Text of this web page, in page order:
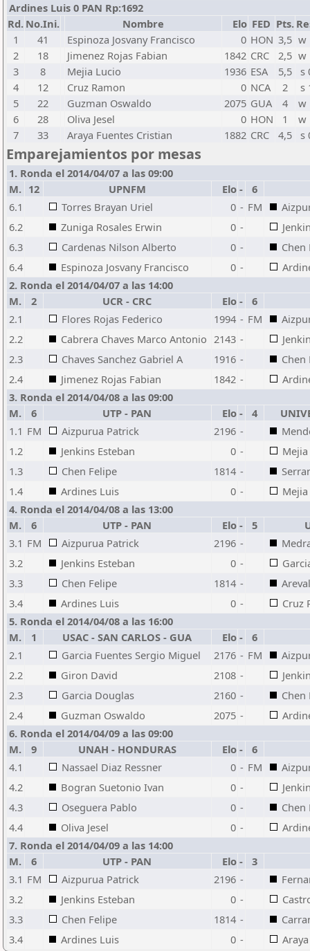
Ardines Luis 0 PAN Rp:1692
Rd. No.Ini. Nombre Elo FED Pts.
1
41 Espinoza Josvany Francisco 0 HON 3,5 w
2
18 Jimenez Rojas Fabian 1842 CRC 2,5 w
3
8 Mejia Lucio 1936 ESA 5,5
s
4
12 Cruz Ramon 0 NCA 2
s
5
22 Guzman Oswaldo 2075 GUA 4
w
6
28 Oliva Jesel 0 HON 1
w
7
33 Araya Fuentes Cristian 1882 CRC 4,5 s
Emparejamientos por mesas
1. Ronda el 2014/04/07 a las 09:00
M. 12 UPNFM Elo -
6
6.1
Torres Brayan Uriel 0 - FM
6.2
Zuniga Rosales Erwin 0 -
6.3
Cardenas Nilson Alberto 0 -
Chen
6.4
Espinoza Josvany Francisco 0 -
2. Ronda el 2014/04/07 a las 14:00
M.
2 UCR - CRC Elo -
6
2.1
Flores Rojas Federico 1994 - FM
2.2
Cabrera Chaves Marco Antonio 2143 -
2.3
Chaves Sanchez Gabriel A 1916 -
Chen
2.4
Jimenez Rojas Fabian 1842 -
3. Ronda el 2014/04/08 a las 09:00
M.
6 UTP - PAN Elo - 4
1.1 FM Aizpurua Patrick 2196 -
1.2
Jenkins Esteban 0 -
1.3
Chen Felipe 1814 -
1.4
Ardines Luis 0 -
4. Ronda el 2014/04/08 a las 13:00
M.
6 UTP - PAN Elo - 5
3.1 FM Aizpurua Patrick 2196 -
3.2
Jenkins Esteban 0 -
3.3
Chen Felipe 1814 -
3.4
Ardines Luis 0 -
Cruz
5. Ronda el 2014/04/08 a las 16:00
M.
1 USAC - SAN CARLOS - GUA Elo -
6
2.1
Garcia Fuentes Sergio Miguel 2176 - FM
2.2
Giron David 2108 -
2.3
Garcia Douglas 2160 -
Chen
2.4
Guzman Oswaldo 2075 -
6. Ronda el 2014/04/09 a las 09:00
M.
9 UNAH - HONDURAS Elo -
6
4.1
Nassael Diaz Ressner 0 - FM
4.2
Bogran Suetonio Ivan 0 -
4.3
Oseguera Pablo 0 -
Chen
4.4
Oliva Jesel 0 -
7. Ronda el 2014/04/09 a las 14:00
M.
6 UTP - PAN Elo -
3
3.1 FM Aizpurua Patrick 2196 -
3.2
Jenkins Esteban 0 -
3.3
Chen Felipe 1814 -
3.4
Ardines Luis 0 -